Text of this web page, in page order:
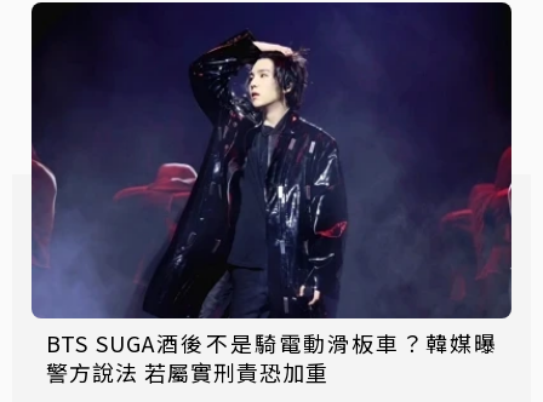
BTS SUGA酒後不是騎電動滑板車？韓媒曝
警方說法 若屬實刑責恐加重